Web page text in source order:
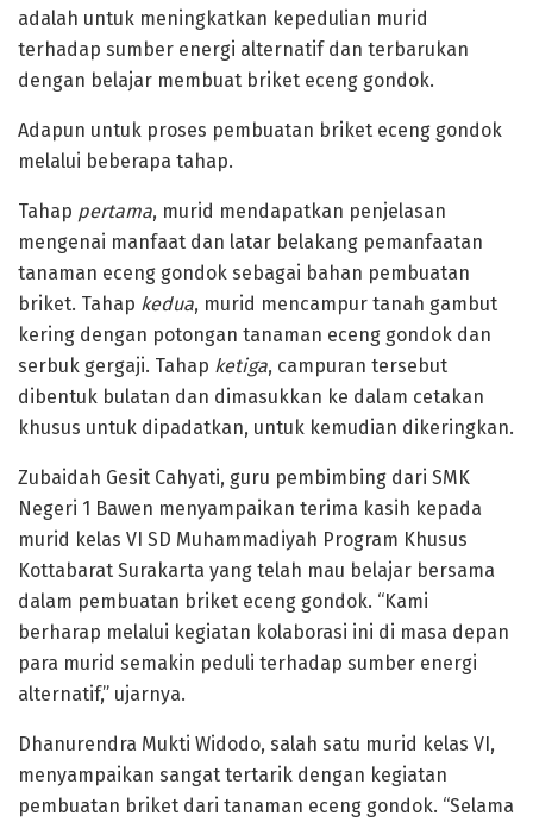
adalah untuk meningkatkan kepedulian murid
terhadap sumber energi alternatif dan terbarukan
dengan belajar membuat briket eceng gondok.
Adapun untuk proses pembuatan briket eceng gondok
melalui beberapa tahap.
Tahap pertama, murid mendapatkan penjelasan
mengenai manfaat dan latar belakang pemanfaatan
tanaman eceng gondok sebagai bahan pembuatan
briket. Tahap kedua, murid mencampur tanah gambut
kering dengan potongan tanaman eceng gondok dan
serbuk gergaji. Tahap ketiga, campuran tersebut
dibentuk bulatan dan dimasukkan ke dalam cetakan
khusus untuk dipadatkan, untuk kemudian dikeringkan.
Zubaidah Gesit Cahyati, guru pembimbing dari SMK
Negeri 1 Bawen menyampaikan terima kasih kepada
murid kelas VI SD Muhammadiyah Program Khusus
Kottabarat Surakarta yang telah mau belajar bersama
dalam pembuatan briket eceng gondok. “Kami
berharap melalui kegiatan kolaborasi ini di masa depan
para murid semakin peduli terhadap sumber energi
alternatif,” ujarnya.
Dhanurendra Mukti Widodo, salah satu murid kelas VI,
menyampaikan sangat tertarik dengan kegiatan
pembuatan briket dari tanaman eceng gondok. “Selama